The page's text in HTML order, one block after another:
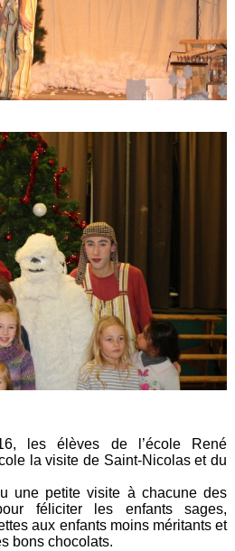
les élèves de l’école René
la visite de Saint-Nicolas et du
une petite visite à chacune des
féliciter les enfants sages,
aux enfants moins méritants et
bons chocolats.